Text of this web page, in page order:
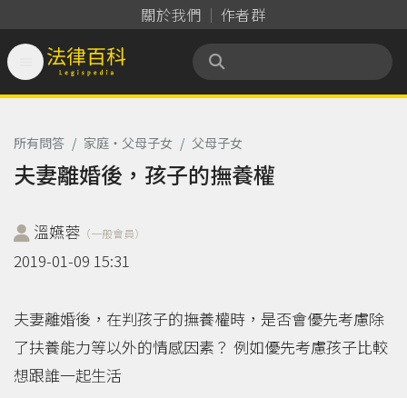
關於我們 作者群
法律百科 Legispedia
所有問答 / 家庭‧父母子女 / 父母子女
夫妻離婚後，孩子的撫養權
溫嬿蓉 （一般會員）
2019-01-09 15:31
夫妻離婚後，在判孩子的撫養權時，是否會優先考慮除
了扶養能力等以外的情感因素？ 例如優先考慮孩子比較
想跟誰一起生活